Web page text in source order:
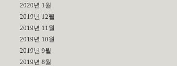
2020년 1월
2019년 12월
2019년 11월
2019년 10월
2019년 9월
2019년 8월